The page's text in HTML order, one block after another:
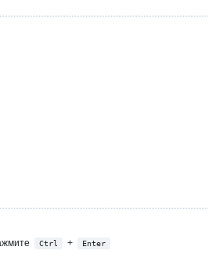
Ctrl + Enter